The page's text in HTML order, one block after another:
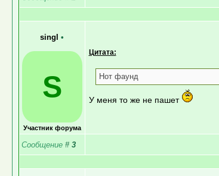
singl •
S
Участник форума
Цитата:
Нот фаунд
У меня то же не пашет
Сообщение # 3